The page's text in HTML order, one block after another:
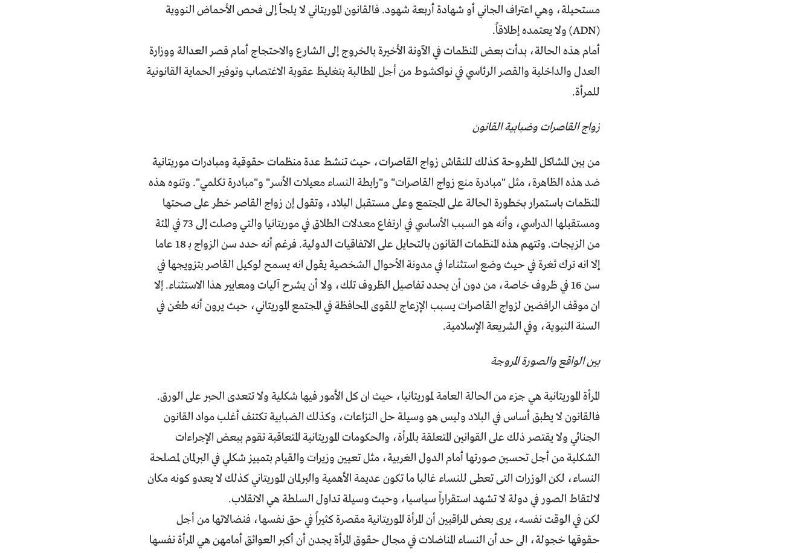
مستحيلة، وهي اعتراف الجاني أو شهادة أربعة شهود. فالقانون الموريتاني لا يلجأ إلى فحص الأحماض النووية
(ADN) ولا يعتمده إطلاقاً.
أمام هذه الحالة، بدأت بعض المنظمات في الآونة الأخيرة بالخروج إلى الشارع والاحتجاج أمام قصر العدالة ووزارة
العدل والداخلية والقصر الرئاسي في نواكشوط من أجل المطالبة بتغليظ عقوبة الاغتصاب وتوفير الحماية القانونية
للمرأة.
زواج القاصرات وضبابية القانون
من بين المشاكل المطروحة كذلك للنقاش زواج القاصرات، حيث تنشط عدة منظمات حقوقية ومبادرات موريتانية
ضد هذه الظاهرة، مثل "مبادرة منع زواج القاصرات" و"رابطة النساء معيلات الأسر" و"مبادرة تكلمي". وتنوه هذه
المنظمات باستمرار بخطورة الحالة على المجتمع وعلى مستقبل البلاد، وتقول إن زواج القاصر خطر على صحتها
ومستقبلها الدراسي، وأنه هو السبب الأساسي في ارتفاع معدلات الطلاق في موريتانيا والتي وصلت إلى 73 في المئة
من الزيجات. وتتهم هذه المنظمات القانون بالتحايل على الاتفاقيات الدولية. فرغم أنه حدد سن الزواج بـ 18 عاما
إلا انه ترك ثغرة في حيث وضع استثناءا في مدونة الأحوال الشخصية يقول انه يسمح لوكيل القاصر بتزويجها في
سن 16 في ظروف خاصة، من دون أن يحدد تفاصيل الظروف تلك، ولا أن يشرح آليات ومعايير هذا الاستثناء. إلا
ان موقف الرافضين لزواج القاصرات يسبب الإزعاج للقوى المحافظة في المجتمع الموريتاني، حيث يرون أنه طعْن في
السنة النبوية، وفي الشريعة الإسلامية.
بين الواقع والصورة المروجة
المرأة الموريتانية هي جزء من الحالة العامة لموريتانيا، حيث ان كل الأمور فيها شكلية ولا تتعدى الحبر على الورق.
فالقانون لا يطبق أساس في البلاد وليس هو وسيلة حل النزاعات، وكذلك الضبابية تكتنف أغلب مواد القانون
الجنائي ولا يقتصر ذلك على القوانين المتعلقة بالمرأة، والحكومات الموريتانية المتعاقبة تقوم ببعض الإجراءات
الشكلية من أجل تحسين صورتها أمام الدول الغربية، مثل تعيين وزيرات والقيام بتمييز شكلي في البرلمان لمصلحة
النساء، لكن الوزرات التى تعطى للنساء غالبا ما تكون عديمة الأهمية والبرلمان الموريتاني كذلك لا يعدو كونه مكان
لالتقاط الصور في دولة لا تشهد استقراراً سياسيا، وحيث وسيلة تداول السلطة هي الانقلاب.
لكن في الوقت نفسه، يرى بعض المراقبين أن المرأة الموريتانية مقصرة كثيراً في حق نفسها، فنضالاتها من أجل
حقوقها خجولة، الى حد أن النساء المناضلات في مجال حقوق المرأة يجدن أن أكبر العوائق أمامهن هي المرأة نفسها